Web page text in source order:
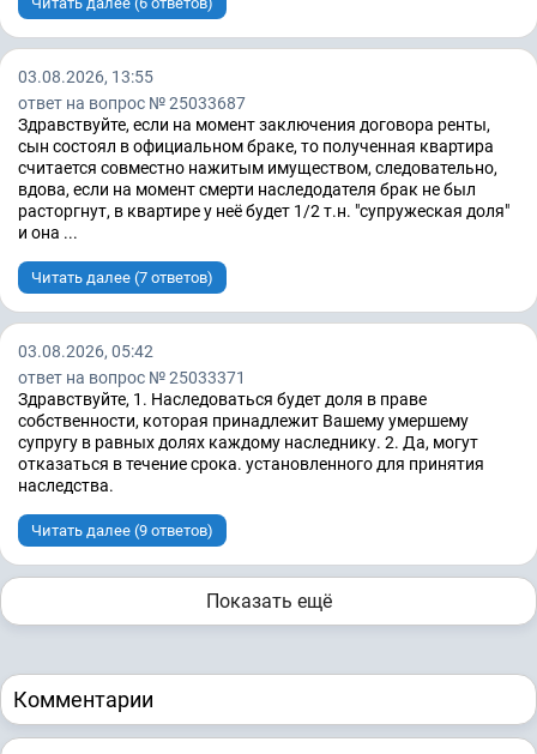
03.08.2026, 13:55
ответ на вопрос № 25033687
Здравствуйте, если на момент заключения договора ренты,
сын состоял в официальном браке, то полученная квартира
считается совместно нажитым имуществом, следовательно,
вдова, если на момент смерти наследодателя брак не был
расторгнут, в квартире у неё будет 1/2 т.н. "супружеская доля"
и она ...
Читать далее (7 ответов)
03.08.2026, 05:42
ответ на вопрос № 25033371
Здравствуйте, 1. Наследоваться будет доля в праве
собственности, которая принадлежит Вашему умершему
супругу в равных долях каждому наследнику. 2. Да, могут
отказаться в течение срока. установленного для принятия
наследства.
Читать далее (9 ответов)
Показать ещё
Комментарии